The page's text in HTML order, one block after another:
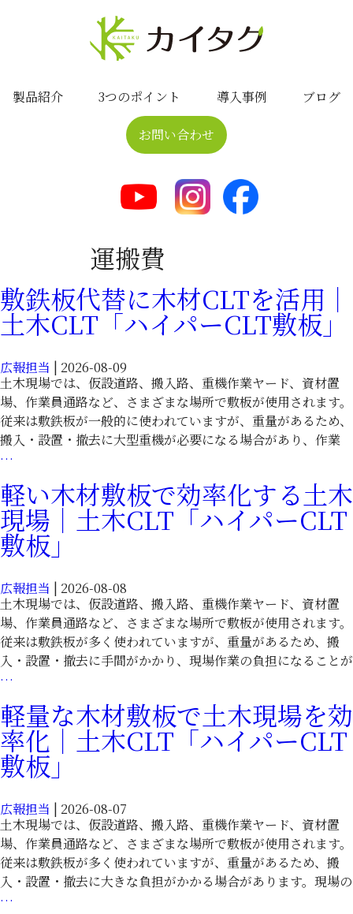
製品紹介 3つのポイント 導入事例 ブログ
お問い合わせ
運搬費
敷鉄板代替に木材CLTを活用｜
土木CLT「ハイパーCLT敷板」
広報担当 | 2026-08-09
土木現場では、仮設道路、搬入路、重機作業ヤード、資材置
場、作業員通路など、さまざまな場所で敷板が使用されます。
従来は敷鉄板が一般的に使われていますが、重量があるため、
搬入・設置・撤去に大型重機が必要になる場合があり、作業
…
板
代
替
に
材
CLT
を
活
用
土
木
CLT「ハ
イ
パ
CLT
敷
板」
軽い木材敷板で効率化する土木
現場｜土木CLT「ハイパーCLT
敷板」
広報担当 | 2026-08-08
土木現場では、仮設道路、搬入路、重機作業ヤード、資材置
場、作業員通路など、さまざまな場所で敷板が使用されます。
従来は敷鉄板が多く使われていますが、重量があるため、搬
入・設置・撤去に手間がかかり、現場作業の負担になることが
…
木
材
敷
板
効
率
化
す
る
軽量な木材敷板で土木現場を効
率化｜土木CLT「ハイパーCLT
敷板」
広報担当 | 2026-08-07
土木現場では、仮設道路、搬入路、重機作業ヤード、資材置
場、作業員通路など、さまざまな場所で敷板が使用されます。
従来は敷鉄板が多く使われていますが、重量があるため、搬
入・設置・撤去に大きな負担がかかる場合があります。現場の
…